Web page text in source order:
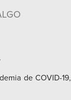
de COVID-